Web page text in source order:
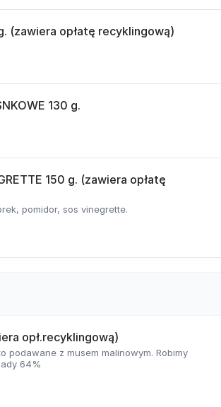
(zawiera opłatę recyklingową)
130 g.
150 g. (zawiera opłatę
pomidor, sos vinegrette.
opł.recyklingową)
podawane z musem malinowym. Robimy
64%